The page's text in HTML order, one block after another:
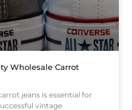
Wholesale Carrot
jeans is essential for
vintage